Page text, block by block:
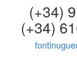
(+34)
(+34)